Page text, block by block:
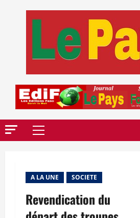
Menu
A LA UNE SOCIETE
Revendication du